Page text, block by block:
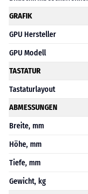
GRAFIK
GPU Hersteller
GPU Modell
TASTATUR
Tastaturlayout
ABMESSUNGEN
Breite, mm
Höhe, mm
Tiefe, mm
Gewicht, kg